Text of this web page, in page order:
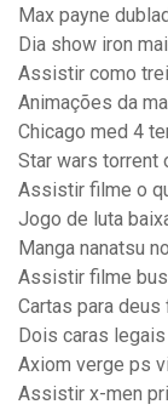
Max payne
Dia show iron
Assistir como
Animações da
Chicago med 4
Star wars torrent
Assistir filme o
Jogo de luta
Manga nanatsu
Assistir filme
Cartas para
Dois caras
Axiom verge ps
Assistir x-men